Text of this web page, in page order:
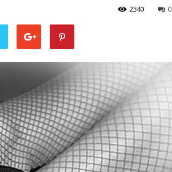
0
2340